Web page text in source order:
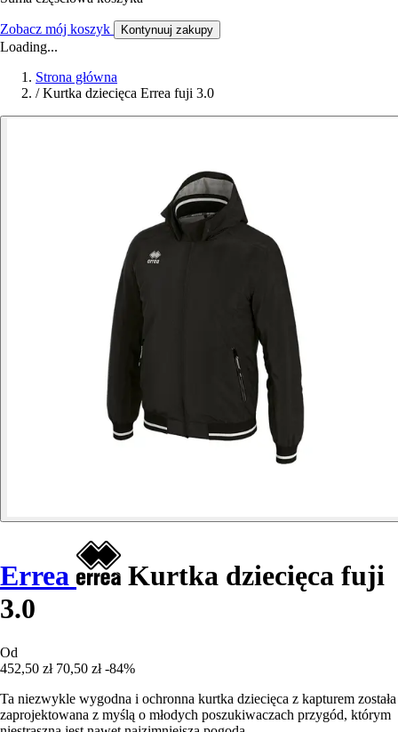
Zobacz mój koszyk Kontynuuj zakupy
Loading...
Strona główna
/ Kurtka dziecięca Errea fuji 3.0
Errea
Kurtka dziecięca fuji
3.0
Od
452,50 zł 70,50 zł -84%
Ta niezwykle wygodna i ochronna kurtka dziecięca z kapturem została
zaprojektowana z myślą o młodych poszukiwaczach przygód, którym